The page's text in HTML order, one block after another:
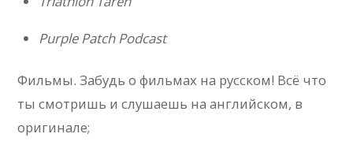
Purple Patch Podcast
Фильмы. Забудь о фильмах на русском! Всё что
ты смотришь и слушаешь на английском, в
оригинале;